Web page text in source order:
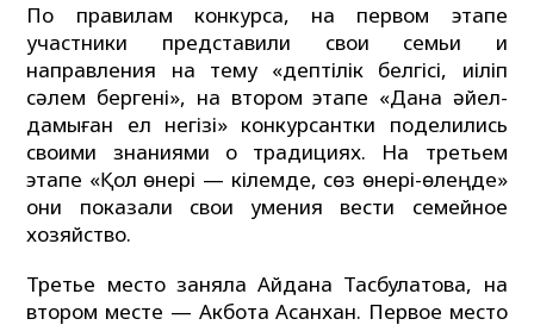
По правилам конкурса, на первом этапе
участники представили свои семьи и
направления на тему «Әдеп­тілік белгісі, иіліп
сәлем бергені», на втором этапе «Дана әйел-
дамыған ел негізі» конкурсантки поделились
своими знаниями о традициях. На третьем
этапе «Қол өнері — кілемде, сөз өнері-өлеңде»
они показали свои умения вести семейное
хозяйство.
Третье место заняла Айдана Тасбулатова, на
втором месте — Акбота Асанхан. Первое место